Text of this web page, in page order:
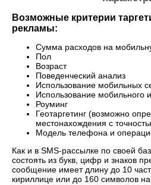
Возможные критерии
рекламы:
Сумма расходов на
Пол
Возраст
Поведенческий анализ
Использование мобильных
Использование мобильного
Роуминг
Геотаргетинг (возможно
местонахождения с
Модель телефона и
Как и в SMS-рассылке по своей
состоять из букв, цифр и знаков
сообщение имеет длину до 10
кириллице или до 160 символов